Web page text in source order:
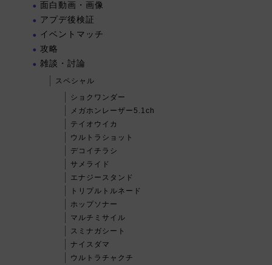
面白動画・画像
アプデ後検証
イベントマッチ
攻略
雑談・討論
スペシャル
ショクワンダー
メガホンレーザー5.1ch
テイオウイカ
ウルトラショット
デコイチラシ
サメライド
エナジースタンド
トリプルトルネード
ホップソナー
マルチミサイル
スミナガシート
ナイスダマ
ウルトラチャクチ